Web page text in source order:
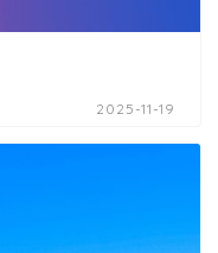
2025-11-19